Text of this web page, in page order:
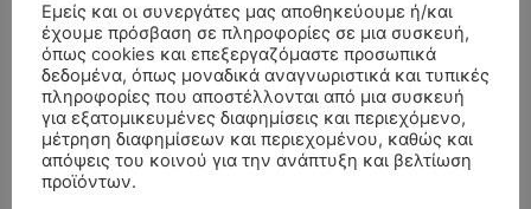
Εμείς και οι συνεργάτες μας αποθηκεύουμε ή/και
έχουμε πρόσβαση σε πληροφορίες σε μια συσκευή,
όπως cookies και επεξεργαζόμαστε προσωπικά
δεδομένα, όπως μοναδικά αναγνωριστικά και τυπικές
πληροφορίες που αποστέλλονται από μια συσκευή
για εξατομικευμένες διαφημίσεις και περιεχόμενο,
μέτρηση διαφημίσεων και περιεχομένου, καθώς και
απόψεις του κοινού για την ανάπτυξη και βελτίωση
προϊόντων.